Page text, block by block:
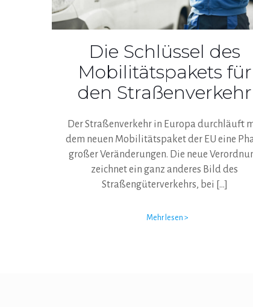
Die Schlüssel des
Mobilitätspakets für
den Straßenverkehr
Der Straßenverkehr in Europa durchläuft
dem neuen Mobilitätspaket der EU eine
großer Veränderungen. Die neue
zeichnet ein ganz anderes Bild des
Straßengüterverkehrs, bei […]
Mehr lesen >